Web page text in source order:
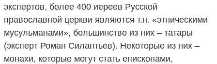
экспертов, более 400 иереев Русской
православной церкви являются т.н. «этническими
мусульманами», большинство из них – татары
(эксперт Роман Силантьев). Некоторые из них –
монахи, которые могут стать епископами,